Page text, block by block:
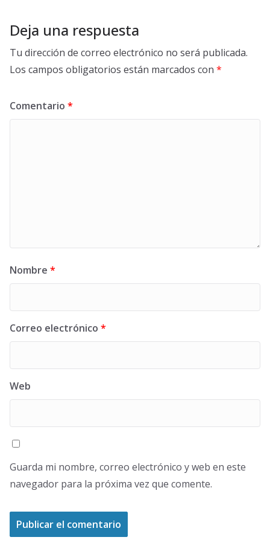
Deja una respuesta
Tu dirección de correo electrónico no será publicada.
Los campos obligatorios están marcados con *
Comentario *
Nombre *
Correo electrónico *
Web
Guarda mi nombre, correo electrónico y web en este
navegador para la próxima vez que comente.